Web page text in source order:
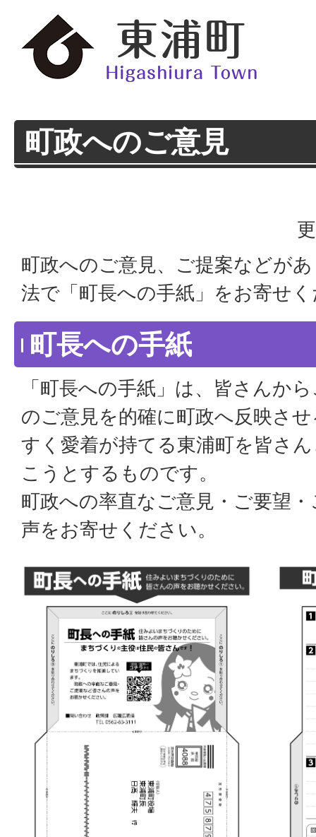
町政へのご意見
町政へのご意見、ご提案などが
法で「町長への手紙」をお寄せ
町長への手紙
「町長への手紙」は、皆さんか
のご意見を的確に町政へ反映さ
すく愛着が持てる東浦町を皆さ
こうとするものです。
町政への率直なご意見・ご要望
声をお寄せください。